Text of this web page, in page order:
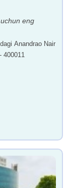
eng
Anandrao Nair
400011